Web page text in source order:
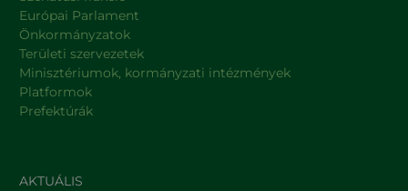
Európai Parlament
Önkormányzatok
Területi szervezetek
Minisztériumok, kormányzati intézmények
Platformok
Prefektúrák
AKTUÁLIS